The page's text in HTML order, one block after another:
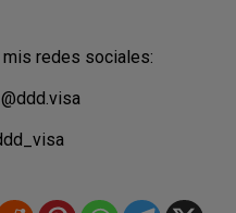
mis redes sociales:
@ddd.visa